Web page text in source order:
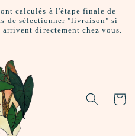
calculés à l'étape finale de
de sélectionner "livraison" si
directement chez vous.
Panier